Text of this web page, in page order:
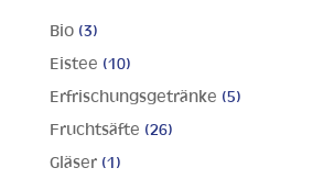
Bio (3)
Eistee (10)
Erfrischungsgetränke (5)
Fruchtsäfte (26)
Gläser (1)